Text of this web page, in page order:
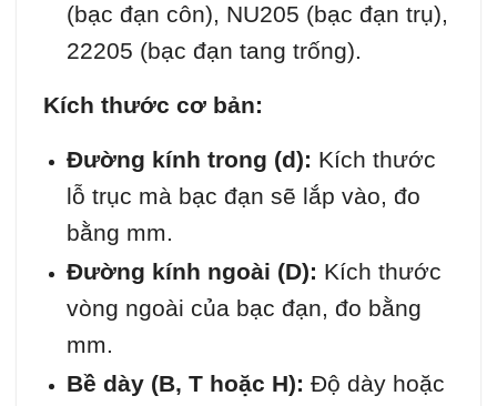
(bạc đạn côn), NU205 (bạc đạn trụ),
22205 (bạc đạn tang trống).
Kích thước cơ bản:
Đường kính trong (d): Kích thước
lỗ trục mà bạc đạn sẽ lắp vào, đo
bằng mm.
Đường kính ngoài (D): Kích thước
vòng ngoài của bạc đạn, đo bằng
mm.
Bề dày (B, T hoặc H): Độ dày hoặc